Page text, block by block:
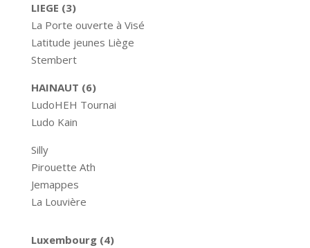
LIEGE (3)
La Porte ouverte à Visé
Latitude jeunes Liège
Stembert
HAINAUT (6)
LudoHEH Tournai
Ludo Kain
Silly
Pirouette Ath
Jemappes
La Louvière
Luxembourg (4)